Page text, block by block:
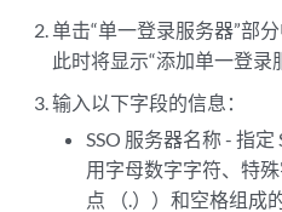
单击“单一登录服务器”部
此时将显示“添加单一登录
输入以下字段的信息：
SSO 服务器名称 - 指
用字母数字字符、特
点 （.））和空格组成